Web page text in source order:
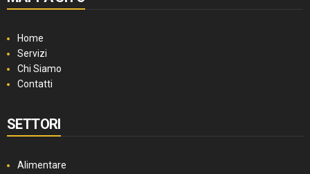
Home
Servizi
Chi Siamo
Contatti
SETTORI
Alimentare